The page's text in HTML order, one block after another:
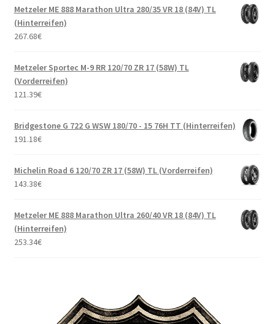
Metzeler ME 888 Marathon Ultra 280/35 VR 18 (84V) TL
(Hinterreifen)
267.68€
Metzeler Sportec M-9 RR 120/70 ZR 17 (58W) TL
(Vorderreifen)
121.39€
Bridgestone G 722 G WSW 180/70 - 15 76H TT (Hinterreifen)
191.18€
Michelin Road 6 120/70 ZR 17 (58W) TL (Vorderreifen)
143.38€
Metzeler ME 888 Marathon Ultra 260/40 VR 18 (84V) TL
(Hinterreifen)
253.34€